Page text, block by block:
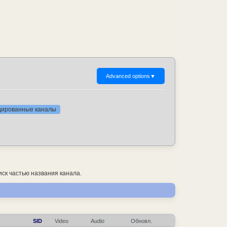
Advanced options ▼
каналы
частью названия канала.
SID Video Audio Обновл.